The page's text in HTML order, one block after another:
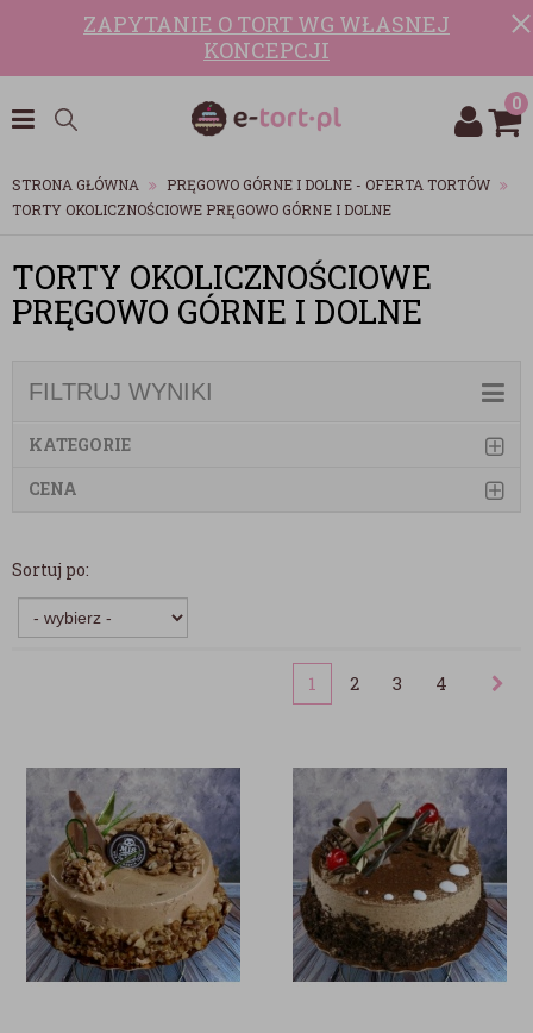
ZAPYTANIE O TORT WG WŁASNEJ
KONCEPCJI
0
STRONA GŁÓWNA
PRĘGOWO GÓRNE I DOLNE - OFERTA TORTÓW
TORTY OKOLICZNOŚCIOWE PRĘGOWO GÓRNE I DOLNE
TORTY OKOLICZNOŚCIOWE
PRĘGOWO GÓRNE I DOLNE
FILTRUJ WYNIKI
KATEGORIE
CENA
Sortuj po:
1 2 3 4